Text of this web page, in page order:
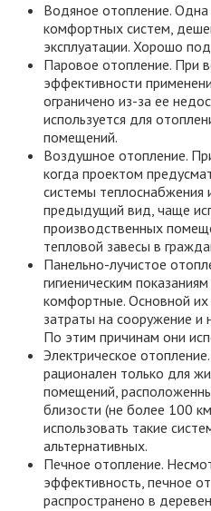
Водяное отопление.
комфортных систем,
эксплуатации. Хорошо
Паровое отопление. При
эффективности
ограничено из-за ее
используется для
помещений.
Воздушное отопление.
когда проектом
системы теплоснабжения
предыдущий вид, чаще
производственных
тепловой завесы в
Панельно-лучистое
гигиеническим
комфортные. Основной
затраты на сооружение и
По этим причинам они
Электрическое
рационален только для
помещений,
близости (не более 100
использовать такие
альтернативных.
Печное отопление.
эффективность, печное
распространено в